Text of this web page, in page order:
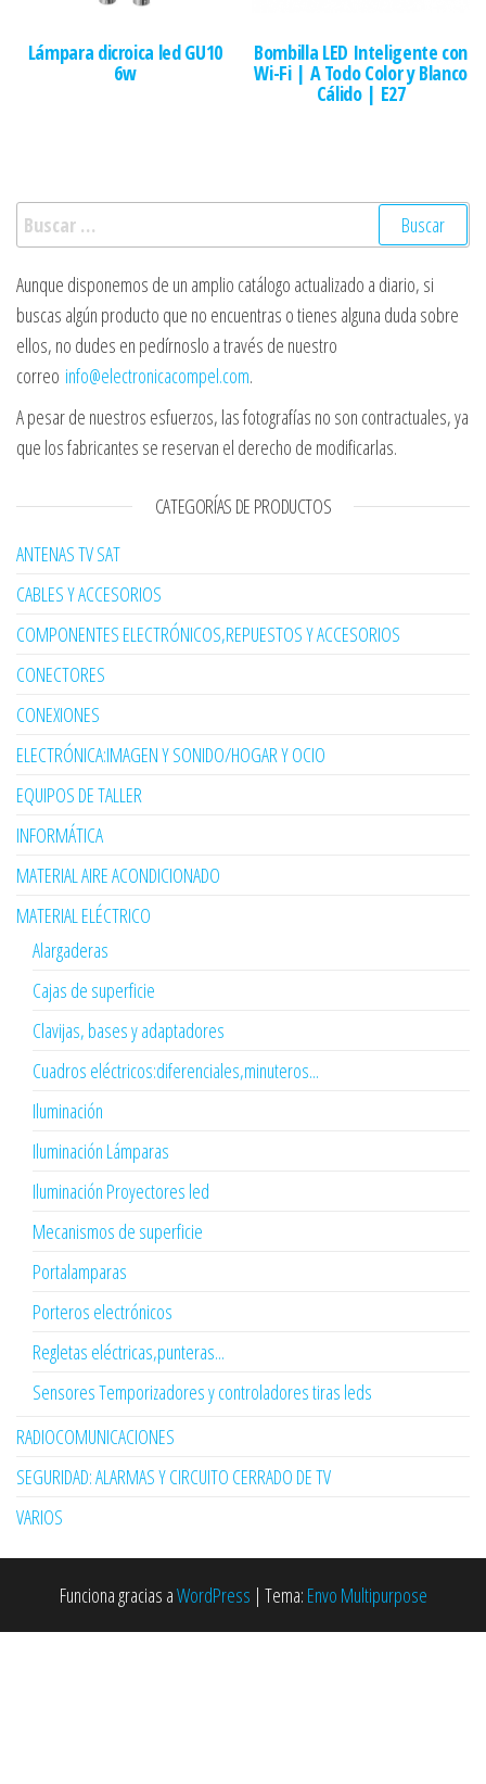
Lámpara dicroica led GU10
6w
Bombilla LED Inteligente con
Wi-Fi | A Todo Color y Blanco
Cálido | E27
Buscar:
Aunque disponemos de un amplio catálogo actualizado a diario, si
buscas algún producto que no encuentras o tienes alguna duda sobre
ellos, no dudes en pedírnoslo a través de nuestro
correo info@electronicacompel.com.
A pesar de nuestros esfuerzos, las fotografías no son contractuales, ya
que los fabricantes se reservan el derecho de modificarlas.
CATEGORÍAS DE PRODUCTOS
ANTENAS TV SAT
CABLES Y ACCESORIOS
COMPONENTES ELECTRÓNICOS,REPUESTOS Y ACCESORIOS
CONECTORES
CONEXIONES
ELECTRÓNICA:IMAGEN Y SONIDO/HOGAR Y OCIO
EQUIPOS DE TALLER
INFORMÁTICA
MATERIAL AIRE ACONDICIONADO
MATERIAL ELÉCTRICO
Alargaderas
Cajas de superficie
Clavijas, bases y adaptadores
Cuadros eléctricos:diferenciales,minuteros...
Iluminación
Iluminación Lámparas
Iluminación Proyectores led
Mecanismos de superficie
Portalamparas
Porteros electrónicos
Regletas eléctricas,punteras...
Sensores Temporizadores y controladores tiras leds
RADIOCOMUNICACIONES
SEGURIDAD: ALARMAS Y CIRCUITO CERRADO DE TV
VARIOS
Funciona gracias aWordPress | Tema: Envo Multipurpose